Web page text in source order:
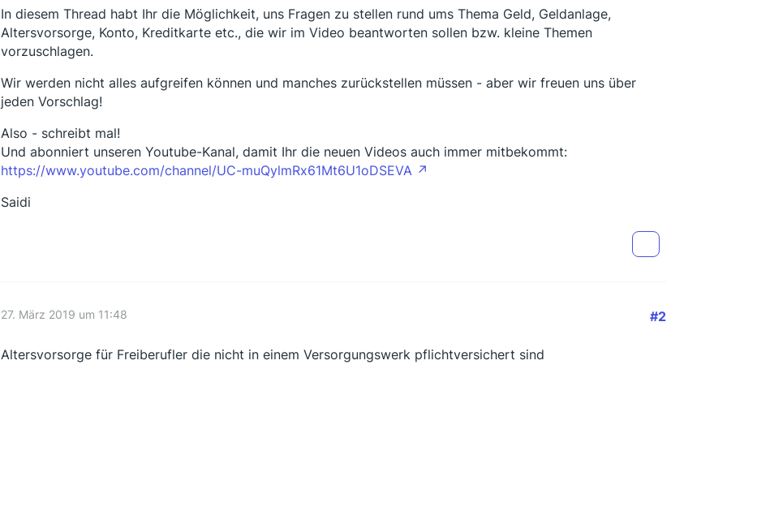
In diesem Thread habt Ihr die Möglichkeit, uns Fragen zu stellen rund ums Thema Geld, Geldanlage,
Altersvorsorge, Konto, Kreditkarte etc., die wir im Video beantworten sollen bzw. kleine Themen
vorzuschlagen.
Wir werden nicht alles aufgreifen können und manches zurückstellen müssen - aber wir freuen uns über
jeden Vorschlag!
Also - schreibt mal!
Und abonniert unseren Youtube-Kanal, damit Ihr die neuen Videos auch immer mitbekommt:
https://www.youtube.com/channel/UC-muQylmRx61Mt6U1oDSEVA
Saidi
27. März 2019 um 11:48 #2
Altersvorsorge für Freiberufler die nicht in einem Versorgungswerk pflichtversichert sind